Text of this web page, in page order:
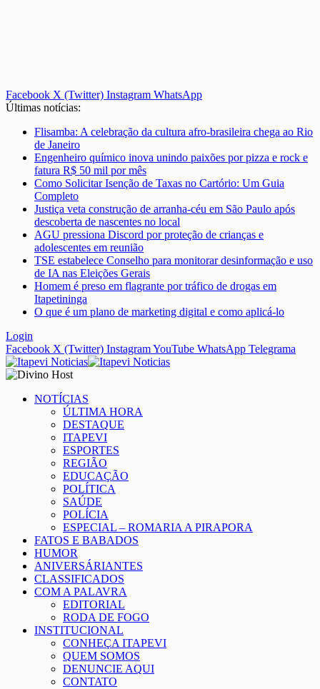
Facebook X (Twitter) Instagram WhatsApp
Últimas notícias:
Flisamba: A celebração da cultura afro-brasileira chega ao Rio
de Janeiro
Engenheiro químico inova unindo paixões por pizza e rock e
fatura R$ 50 mil por mês
Como Solicitar Isenção de Taxas no Cartório: Um Guia
Completo
Justiça veta construção de arranha-céu em São Paulo após
descoberta de nascentes no local
AGU pressiona Discord por proteção de crianças e
adolescentes em reunião
TSE estabelece Conselho para monitorar desinformação e uso
de IA nas Eleições Gerais
Homem é preso em flagrante por tráfico de drogas em
Itapetininga
O que é um plano de marketing digital e como aplicá-lo
Login
Facebook X (Twitter) InstagramYouTube WhatsApp Telegrama
NOTÍCIAS
ÚLTIMA HORA
DESTAQUE
ITAPEVI
ESPORTES
REGIÃO
EDUCAÇÃO
POLÍTICA
SAÚDE
POLÍCIA
ESPECIAL – ROMARIA A PIRAPORA
FATOS E BABADOS
HUMOR
ANIVERSÁRIANTES
CLASSIFICADOS
COM A PALAVRA
EDITORIAL
RODA DE FOGO
INSTITUCIONAL
CONHEÇA ITAPEVI
QUEM SOMOS
DENUNCIE AQUI
CONTATO